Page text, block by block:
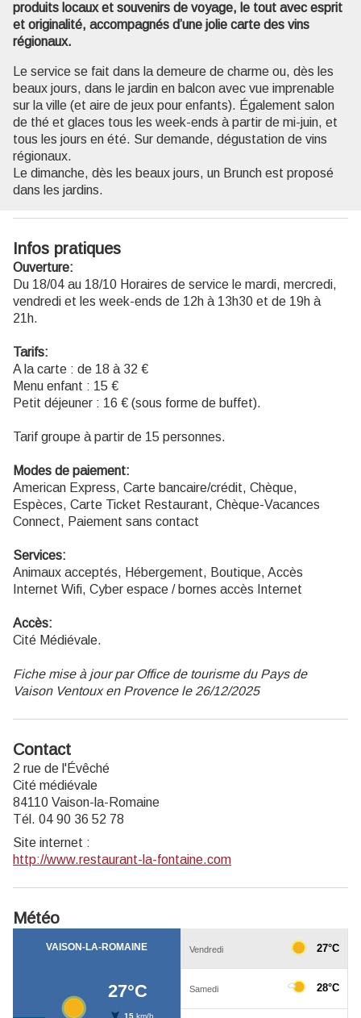
produits locaux et souvenirs de voyage, le tout avec esprit
et originalité, accompagnés d’une jolie carte des vins
régionaux.
Le service se fait dans la demeure de charme ou, dès les
beaux jours, dans le jardin en balcon avec vue imprenable
sur la ville (et aire de jeux pour enfants). Également salon
de thé et glaces tous les week-ends à partir de mi-juin, et
tous les jours en été. Sur demande, dégustation de vins
régionaux.
Le dimanche, dès les beaux jours, un Brunch est proposé
dans les jardins.
Infos pratiques
Ouverture:
Du 18/04 au 18/10 Horaires de service le mardi, mercredi,
vendredi et les week-ends de 12h à 13h30 et de 19h à
21h.
Tarifs:
A la carte : de 18 à 32 €
Menu enfant : 15 €
Petit déjeuner : 16 € (sous forme de buffet).
Tarif groupe à partir de 15 personnes.
Modes de paiement:
American Express, Carte bancaire/crédit, Chèque,
Espèces, Carte Ticket Restaurant, Chèque-Vacances
Connect, Paiement sans contact
Services:
Animaux acceptés, Hébergement, Boutique, Accès
Internet Wifi, Cyber espace / bornes accès Internet
Accès:
Cité Médiévale.
Fiche mise à jour par Office de tourisme du Pays de
Vaison Ventoux en Provence le 26/12/2025
Contact
2 rue de l'Évêché
Cité médiévale
84110 Vaison-la-Romaine
Tél. 04 90 36 52 78
Site internet :
http://www.restaurant-la-fontaine.com
Météo